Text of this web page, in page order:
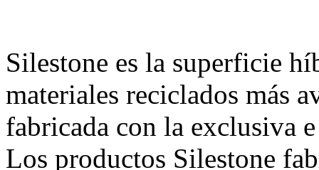
Silestone es la superficie
materiales reciclados más
fabricada con la exclusiva
Los productos Silestone